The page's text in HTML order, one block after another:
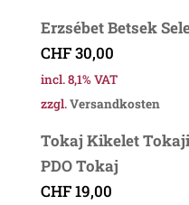
Erzsébet Betsek
CHF30,00
incl. 8,1% VAT
zzgl.Versandkosten
Tokaj Kikelet
PDO Tokaj
CHF19,00